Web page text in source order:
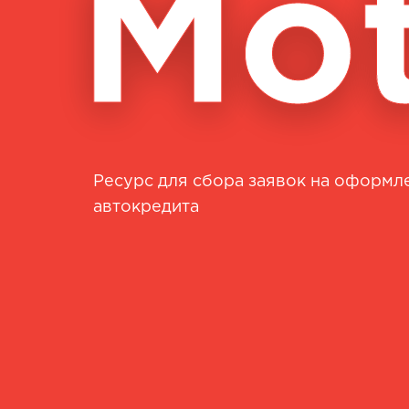
Ресурс для сбора заявок на
автокредита